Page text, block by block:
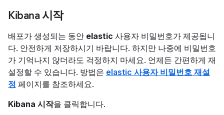
Kibana 시작
배포가 생성되는 동안 elastic 사용자 비밀번호가 제공됩니
다. 안전하게 저장하시기 바랍니다. 하지만 나중에 비밀번호
가 기억나지 않더라도 걱정하지 마세요. 언제든 간편하게 재
설정할 수 있습니다. 방법은 elastic 사용자 비밀번호 재설
정 페이지를 참조하세요.
Kibana 시작을 클릭합니다.